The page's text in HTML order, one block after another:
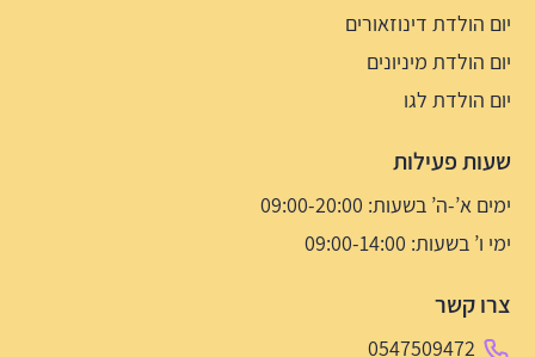
יום הולדת דינוזאורים
יום הולדת מיניונים
יום הולדת לגו
שעות פעילות
ימים א’-ה’ בשעות: 09:00-20:00
ימי ו’ בשעות: 09:00-14:00
צרו קשר
0547509472